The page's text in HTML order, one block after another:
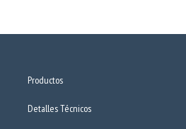
Productos
Detalles Técnicos